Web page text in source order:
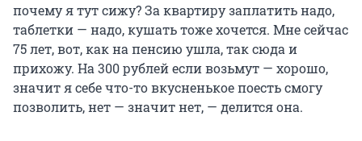
почему я тут сижу? За квартиру заплатить надо,
таблетки — надо, кушать тоже хочется. Мне сейчас
75 лет, вот, как на пенсию ушла, так сюда и
прихожу. На 300 рублей если возьмут — хорошо,
значит я себе что-то вкусненькое поесть смогу
позволить, нет — значит нет, — делится она.